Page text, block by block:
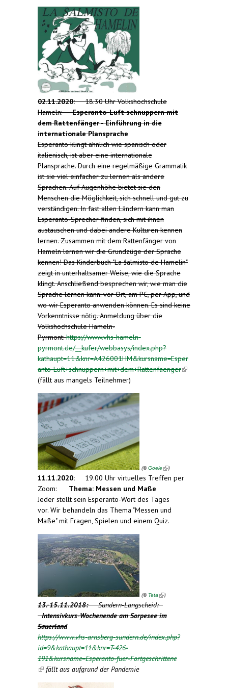
02.11.2020:18.30 Uhr Volkshochschule
Hameln:Esperanto-Luft schnuppern mit
dem Rattenfänger - Einführung in die
internationale Plansprache
Esperanto klingt ähnlich wie spanisch oder
italienisch, ist aber eine internationale
Plansprache. Durch eine regelmäßige Grammatik
ist sie viel einfacher zu lernen als andere
Sprachen. Auf Augenhöhe bietet sie den
Menschen die Möglichkeit, sich schnell und gut zu
verständigen. In fast allen Ländern kann man
Esperanto-Sprecher finden, sich mit ihnen
austauschen und dabei andere Kulturen kennen
lernen. Zusammen mit dem Rattenfänger von
Hameln lernen wir die Grundzüge der Sprache
kennen! Das Kinderbuch "La ŝalmisto de Hamelin"
zeigt in unterhaltsamer Weise, wie die Sprache
klingt. Anschließend besprechen wir, wie man die
Sprache lernen kann: vor Ort, am PC, per App, und
wo wir Esperanto anwenden können. Es sind keine
Vorkenntnisse nötig. Anmeldung über die
Volkshochschule Hameln-
Pyrmont:https://www.vhs-hameln-
pyrmont.de/__kufer/webbasys/index.php?
kathaupt=11&knr=A426001HM&kursname=Esper
anto-Luft+schnuppern+mit+dem+Rattenfaenger(link is
(fällt aus mangels Teilnehmer)
(©Goele )
11.11.2020: 19.00 Uhr virtuelles Treffen per
Zoom: Thema: Messen und Maße
Jeder stellt sein Esperanto-Wort des Tages
vor. Wir behandeln das Thema "Messen und
Maße" mit Fragen, Spielen und einem Quiz.
(© Teta )
13.-15.11.2018:Sundern-Langscheid:
Intensivkurs-Wochenende am Sorpesee im
Sauerland
https://www.vhs-arnsberg-sundern.de/index.php?
id=9&kathaupt=11&knr=T-426-
191&kursname=Esperanto-fuer-Fortgeschrittene
(link is external)
fällt aus aufgrund der Pandemie